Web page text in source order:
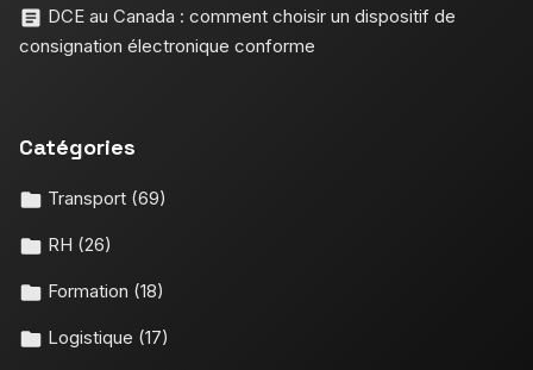
DCE au Canada : comment choisir un dispositif de
consignation électronique conforme
Catégories
Transport (69)
RH (26)
Formation (18)
Logistique (17)